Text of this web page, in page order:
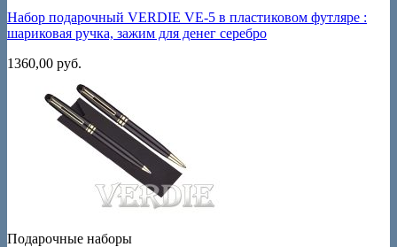
Набор подарочный VERDIE VE-5 в пластиковом футляре :
шариковая ручка, зажим для денег серебро
1360,00 руб.
Подарочные наборы